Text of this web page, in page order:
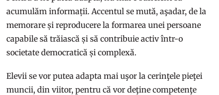
acumulăm informații. Accentul se mută, aşadar, de la
memorare și reproducere la formarea unei persoane
capabile să trăiască și să contribuie activ într-o
societate democratică și complexă.
Elevii se vor putea adapta mai uşor la cerinţele pieţei
muncii, din viitor, pentru că vor deţine competenţe